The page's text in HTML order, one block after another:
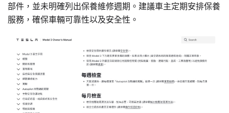
部件，並未明確列出保養維修週期。建議車主定期安排保養
服務，確保車輛可靠性以及安全性。